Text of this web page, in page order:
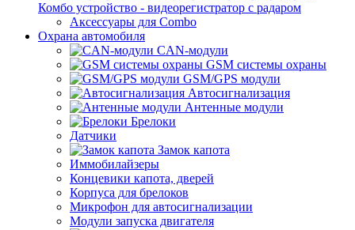
Комбо устройство - видеорегистратор с радаром
Аксессуары для Combo
Охрана автомобиля
CAN-модули
GSM системы охраны
GSM/GPS модули
Автосигнализация
Антенные модули
Брелоки
Датчики
Замок капота
Иммобилайзеры
Концевики капота, дверей
Корпуса для брелоков
Микрофон для автосигнализации
Модули запуска двигателя